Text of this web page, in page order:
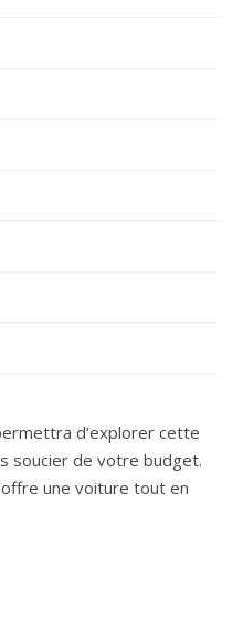
d’explorer cette
soucier de votre budget.
une voiture tout en